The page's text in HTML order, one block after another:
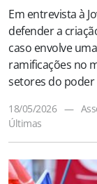
Em entrevista à
defender a
caso envolve
ramificações no
setores do
18/05/2026 —
Últimas